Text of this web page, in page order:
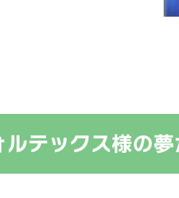
ルテックス様の